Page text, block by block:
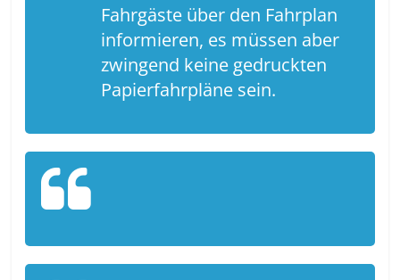
Fahrgäste über den Fahrplan
informieren, es müssen aber
zwingend keine gedruckten
Papierfahrpläne sein.